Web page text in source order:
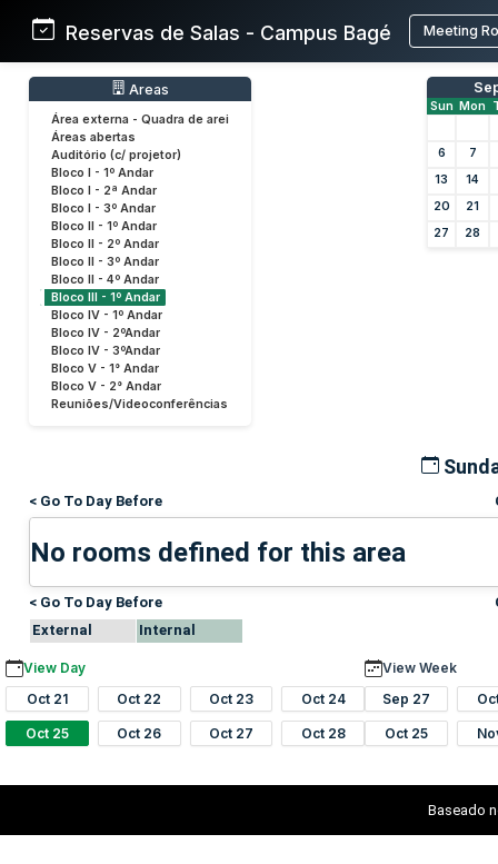
Reservas de Salas - Campus Bagé Meeting
Areas
Área externa - Quadra de arei
Áreas abertas
Auditório (c/ projetor)
Bloco I - 1º Andar
Bloco I - 2ª Andar
Bloco I - 3º Andar
Bloco II - 1º Andar
Bloco II - 2º Andar
Bloco II - 3º Andar
Bloco II - 4º Andar
Bloco III - 1º Andar
Bloco IV - 1º Andar
Bloco IV - 2ºAndar
Bloco IV - 3ºAndar
Bloco V - 1° Andar
Bloco V - 2° Andar
Reuniões/Videoconferências
Sun Mon
6
7
13
14
20
21
27
28
< Go To Day Before
No rooms defined for this area
< Go To Day Before
External
Internal
View Day
Oct 21
Oct 22 Oct 23 Oct 24
Oct 25 Oct 26 Oct 27 Oct 28
View Week
Sep 27
Oct 25
Baseado